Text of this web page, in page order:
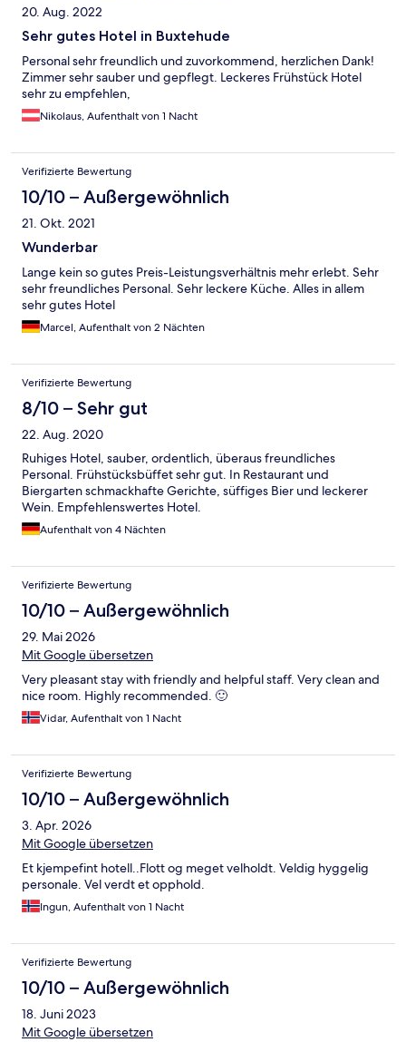
20. Aug. 2022
Sehr gutes Hotel in Buxtehude
Personal sehr freundlich und zuvorkommend, herzlichen Dank!
Zimmer sehr sauber und gepflegt. Leckeres Frühstück Hotel
sehr zu empfehlen,
Nikolaus, Aufenthalt von 1 Nacht
Verifizierte Bewertung
10/10 – Außergewöhnlich
21. Okt. 2021
Wunderbar
Lange kein so gutes Preis-Leistungsverhältnis mehr erlebt. Sehr
sehr freundliches Personal. Sehr leckere Küche. Alles in allem
sehr gutes Hotel
Marcel, Aufenthalt von 2 Nächten
Verifizierte Bewertung
8/10 – Sehr gut
22. Aug. 2020
Ruhiges Hotel, sauber, ordentlich, überaus freundliches
Personal. Frühstücksbüffet sehr gut. In Restaurant und
Biergarten schmackhafte Gerichte, süffiges Bier und leckerer
Wein. Empfehlenswertes Hotel.
Aufenthalt von 4 Nächten
Verifizierte Bewertung
10/10 – Außergewöhnlich
29. Mai 2026
Mit Google übersetzen
Very pleasant stay with friendly and helpful staff. Very clean and
nice room. Highly recommended. 🙂
Vidar, Aufenthalt von 1 Nacht
Verifizierte Bewertung
10/10 – Außergewöhnlich
3. Apr. 2026
Mit Google übersetzen
Et kjempefint hotell..Flott og meget velholdt. Veldig hyggelig
personale. Vel verdt et opphold.
Ingun, Aufenthalt von 1 Nacht
Verifizierte Bewertung
10/10 – Außergewöhnlich
18. Juni 2023
Mit Google übersetzen